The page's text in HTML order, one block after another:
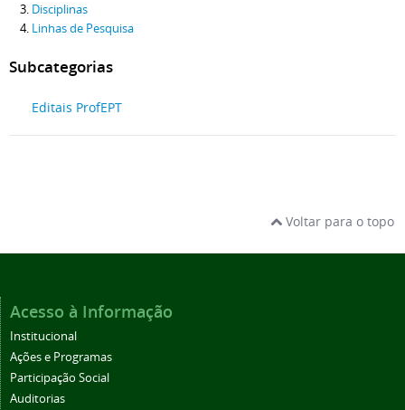
Disciplinas
Linhas de Pesquisa
Subcategorias
Editais ProfEPT
Voltar para o topo
Acesso à Informação
Institucional
Ações e Programas
Participação Social
Auditorias